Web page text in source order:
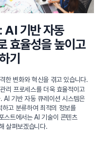
AI 기반 자동
효율성을 높이고
기
한 변화와 혁신을 겪고 있습니다.
리 프로세스를 더욱 효율적이고
AI 기반 자동 큐레이션 시스템은
고 분류하여 최적의 정보를
스트에서는 AI 기술이 콘텐츠
살펴보겠습니다.